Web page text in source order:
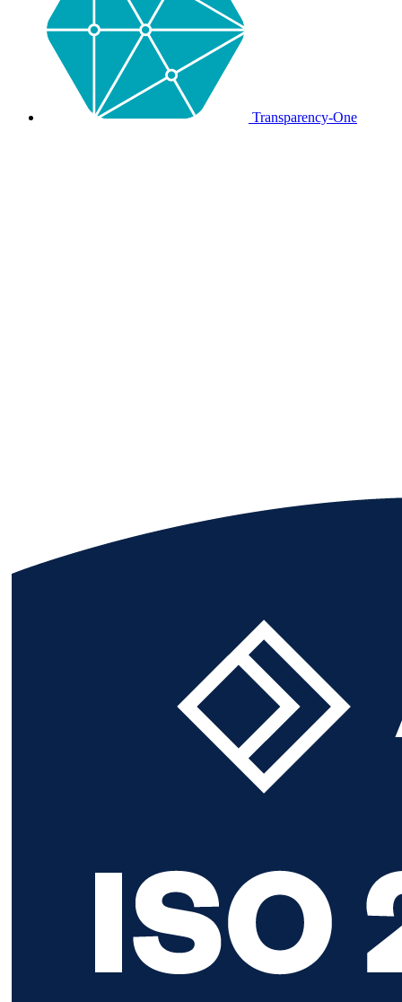
Transparency-One